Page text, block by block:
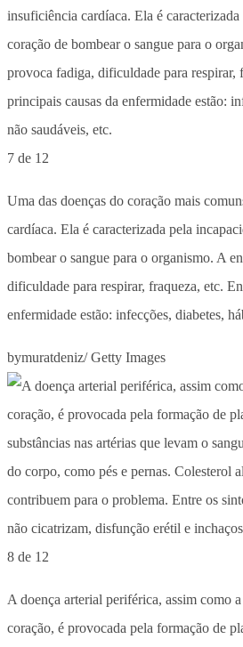
7 de 12
Uma das doenças do coração mais
cardíaca. Ela é caracterizada pela
bombear o sangue para o organismo. A
dificuldade para respirar, fraqueza, etc.
enfermidade estão: infecções, diabetes,
bymuratdeniz/ Getty Images
8 de 12
A doença arterial periférica, assim como
coração, é provocada pela formação de